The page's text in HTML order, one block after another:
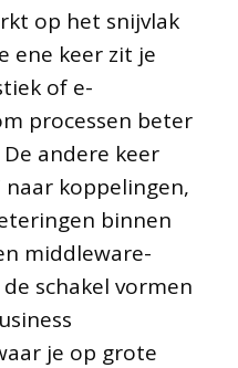
op het snijvlak
ene keer zit je
of e-
processen beter
andere keer
naar koppelingen,
binnen
middleware-
schakel vormen
je op grote